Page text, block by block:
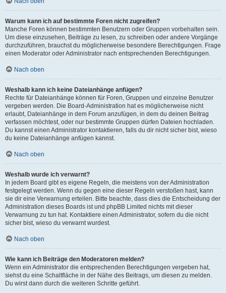
Warum kann ich auf bestimmte Foren nicht zugreifen?
Manche Foren können bestimmten Benutzern oder Gruppen vorbehalten sein.
Um diese einzusehen, Beiträge zu lesen, zu schreiben oder andere Vorgänge
durchzuführen, brauchst du möglicherweise besondere Berechtigungen. Frage
einen Moderator oder Administrator nach entsprechenden Berechtigungen.
Nach oben
Weshalb kann ich keine Dateianhänge anfügen?
Rechte für Dateianhänge können für Foren, Gruppen und einzelne Benutzer
vergeben werden. Die Board-Administration hat es möglicherweise nicht
erlaubt, Dateianhänge in dem Forum anzufügen, in dem du deinen Beitrag
verfassen möchtest, oder nur bestimmte Gruppen dürfen Dateien hochladen.
Du kannst einen Administrator kontaktieren, falls du dir nicht sicher bist, wieso
du keine Dateianhänge anfügen kannst.
Nach oben
Weshalb wurde ich verwarnt?
In jedem Board gibt es eigene Regeln, die meistens von der Administration
festgelegt werden. Wenn du gegen eine dieser Regeln verstoßen hast, kann
sie dir eine Verwarnung erteilen. Bitte beachte, dass dies die Entscheidung der
Administration dieses Boards ist und phpBB Limited nichts mit dieser
Verwarnung zu tun hat. Kontaktiere einen Administrator, sofern du die nicht
sicher bist, wieso du verwarnt wurdest.
Nach oben
Wie kann ich Beiträge den Moderatoren melden?
Wenn ein Administrator die entsprechenden Berechtigungen vergeben hat,
siehst du eine Schaltfläche in der Nähe des Beitrags, um diesen zu melden.
Du wirst dann durch die weiteren Schritte geführt.